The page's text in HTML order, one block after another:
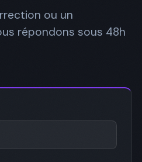
ou un
répondons sous 48h